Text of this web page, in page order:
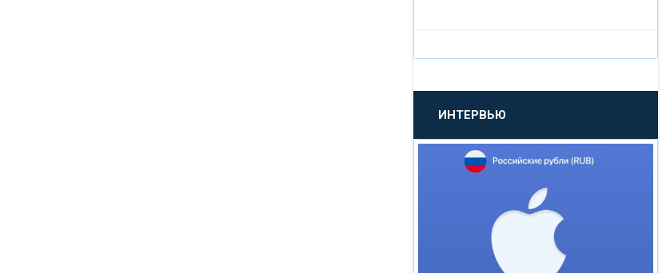
«ПРОМСВЯЗЬБАНК»
«НОВИКОМБАНК»
«СМП БАНК»
«ВНЕШПРОМБАНК»
ИНТЕРВЬЮ